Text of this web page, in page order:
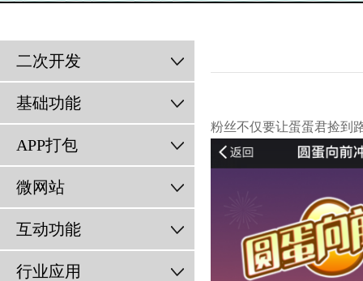
二次开发
基础功能
APP打包
微网站
互动功能
行业应用
粉丝不仅要让蛋蛋君捡到